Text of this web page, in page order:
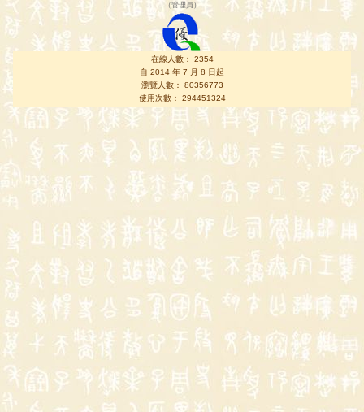
（管理員 ）
在線人數： 2354
自 2014 年 7 月 8 日起
瀏覽人數： 80356773
使用次數： 294451324